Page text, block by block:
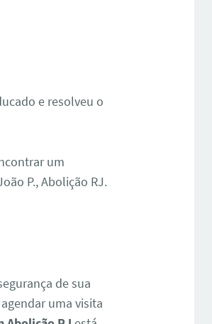
e resolveu o
um
P., Abolição RJ.
de sua
uma visita